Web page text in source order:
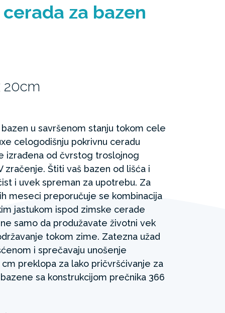
za bazen
20cm
u savršenom stanju tokom cele
celogodišnju pokrivnu ceradu
izrađena od čvrstog troslojnog
zračenje. Štiti vaš bazen od lišća i
i uvek spreman za upotrebu. Za
meseci preporučuje se kombinacija
jastukom ispod zimske cerade
samo da produžavate životni vek
tokom zime. Zatezna užad
i sprečavaju unošenje
preklopa za lako pričvršćivanje za
sa konstrukcijom prečnika 366